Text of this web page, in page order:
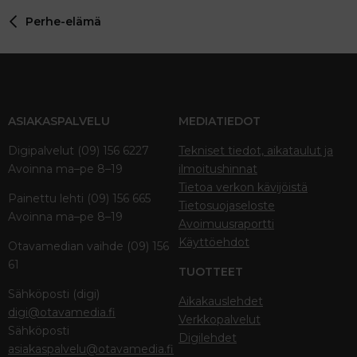
Perhe-elämä
ASIAKASPALVELU
Digipalvelut (09) 156 6227
Avoinna ma–pe 8–19
Painettu lehti (09) 156 665
Avoinna ma–pe 8–19
Otavamedian vaihde (09) 156
61
Sähköposti (digi)
digi@otavamedia.fi
Sähköposti
asiakaspalvelu@otavamedia.fi
MEDIATIEDOT
Tekniset tiedot, aikataulut ja
ilmoitushinnat
Tietoa verkon kävijöistä
Tietosuojaseloste
Avoimuusraportti
Käyttöehdot
TUOTTEET
Aikakauslehdet
Verkkopalvelut
Digilehdet